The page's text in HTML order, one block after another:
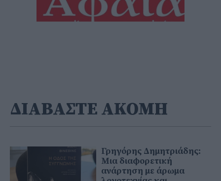
ΔΙΑΒΑΣΤΕ ΑΚΟΜΗ
Γρηγόρης Δημητριάδης:
Μια διαφορετική
ανάρτηση με άρωμα